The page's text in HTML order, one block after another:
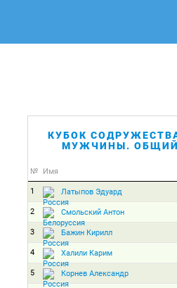
КУБОК
МУЖЧИНЫ. ОБЩИЙ
№ Имя
1 Латыпов Эдуард
2 Смольский Антон
3 Бажин Кирилл
4 Халили Карим
5 Корнев Александр